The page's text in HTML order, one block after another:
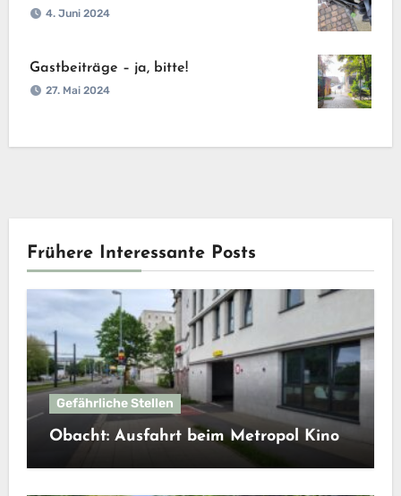
4. Juni 2024
Gastbeiträge – ja, bitte!
27. Mai 2024
Frühere Interessante Posts
Gefährliche Stellen
Obacht: Ausfahrt beim Metropol Kino